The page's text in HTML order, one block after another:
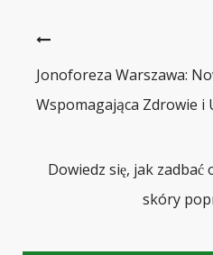
Jonoforeza Warszawa:
Wspomagająca Zdrowie i
Dowiedz się, jak zadbać
skóry